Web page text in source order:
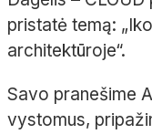
pristatė temą:
architektūroje“.
Savo pranešime
vystomus,